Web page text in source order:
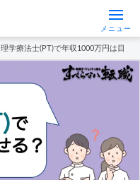
メニュー
理学療法士(PT)で年収1000万円は目指